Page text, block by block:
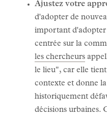
Ajustez votre
d'adopter de
important
centrée sur la
les chercheurs
le lieu", car elle
contexte et donne
historiquement
décisions urbaines.